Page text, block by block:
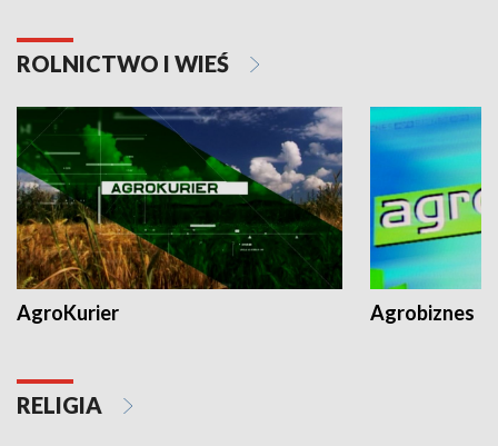
ROLNICTWO I WIEŚ
AgroKurier Agrobiznes
RELIGIA